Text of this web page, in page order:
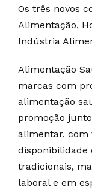
Os três novos
Alimentação,
Indústria
Alimentação
marcas com
alimentação
promoção
alimentar, com
disponibilidade
tradicionais,
laboral e em